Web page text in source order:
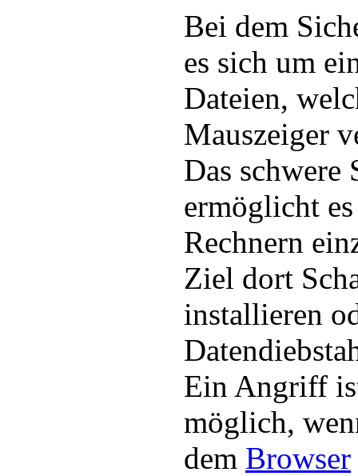
Bei dem
es sich um
Dateien,
Mauszeiger
Das schwere
ermöglicht
Rechnern
Ziel dort
installieren
Ein Angriff
möglich,
dem Browser